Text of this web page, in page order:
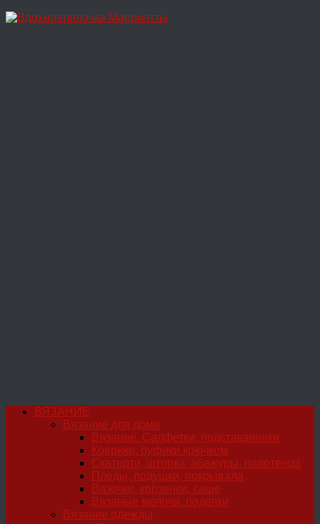
Перейти
ВЯЗАНИЕ
Вязание для дома
Вязание. Салфетки, подстаканники
Коврики, пуфики крючком
Скатерти, шторки, абажуры, полотенца
Пледы, подушки, покрывала
Вазочки, корзинки, саше
Вязаные мелочи, поделки
Вязание одежды